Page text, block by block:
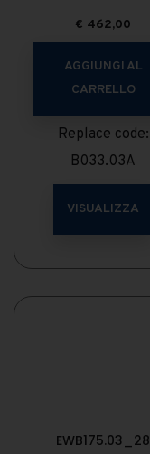
€ 462,00
AGGIUNGI AL
CARRELLO
Replace code:
B033.03A
VISUALIZZA
EWB175.03_28